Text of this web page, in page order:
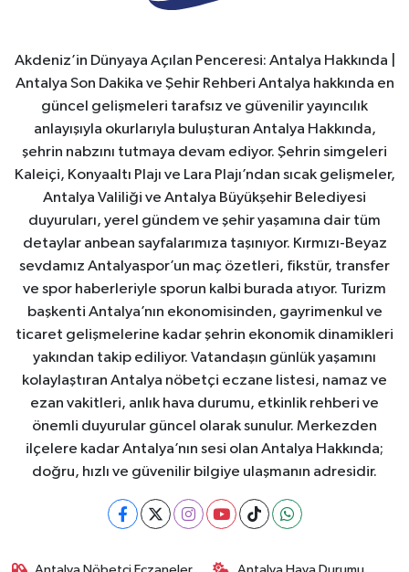
Akdeniz’in Dünyaya Açılan Penceresi: Antalya Hakkında |
Antalya Son Dakika ve Şehir Rehberi Antalya hakkında en
güncel gelişmeleri tarafsız ve güvenilir yayıncılık
anlayışıyla okurlarıyla buluşturan Antalya Hakkında,
şehrin nabzını tutmaya devam ediyor. Şehrin simgeleri
Kaleiçi, Konyaaltı Plajı ve Lara Plajı’ndan sıcak gelişmeler,
Antalya Valiliği ve Antalya Büyükşehir Belediyesi
duyuruları, yerel gündem ve şehir yaşamına dair tüm
detaylar anbean sayfalarımıza taşınıyor. Kırmızı-Beyaz
sevdamız Antalyaspor’un maç özetleri, fikstür, transfer
ve spor haberleriyle sporun kalbi burada atıyor. Turizm
başkenti Antalya’nın ekonomisinden, gayrimenkul ve
ticaret gelişmelerine kadar şehrin ekonomik dinamikleri
yakından takip ediliyor. Vatandaşın günlük yaşamını
kolaylaştıran Antalya nöbetçi eczane listesi, namaz ve
ezan vakitleri, anlık hava durumu, etkinlik rehberi ve
önemli duyurular güncel olarak sunulur. Merkezden
ilçelere kadar Antalya’nın sesi olan Antalya Hakkında;
doğru, hızlı ve güvenilir bilgiye ulaşmanın adresidir.